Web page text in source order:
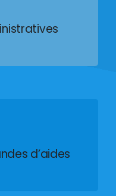
d’aides